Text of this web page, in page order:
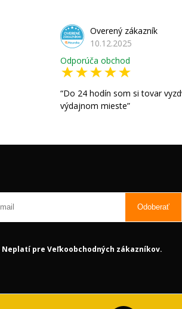
Overený zákazník
10.12.2025
Odporúča obchod
Do 24 hodín som si tovar
výdajnom mieste
Odoberať
Neplatí pre Veľkoobchodných zákazníkov.